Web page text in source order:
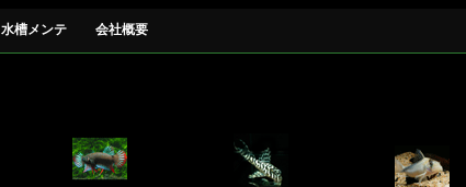
水槽メンテ 会社概要